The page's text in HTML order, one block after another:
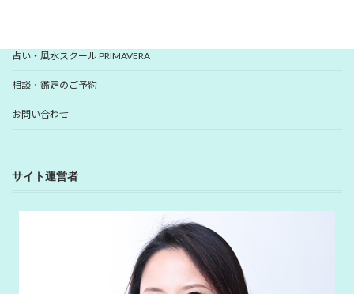
占い・風水スクール PRIMAVERA
相談・鑑定のご予約
お問い合わせ
サイト運営者